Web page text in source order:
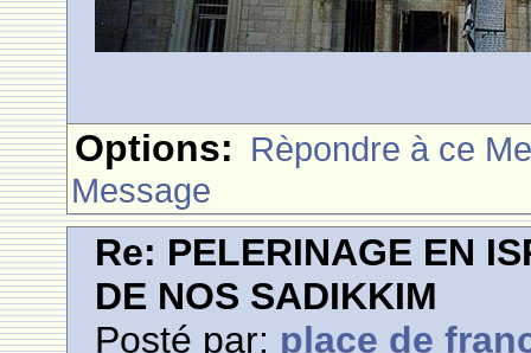
Options: Rèpondre à ce
Message
Re: PELERINAGE EN
DE NOS SADIKKIM
Posté par: place de